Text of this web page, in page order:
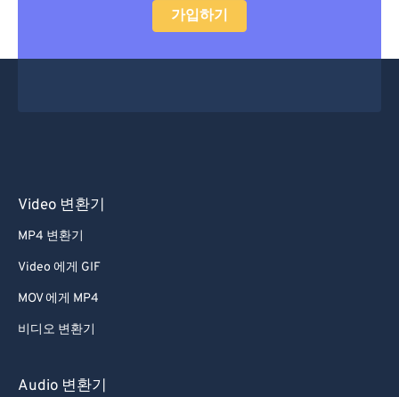
가입하기
Video 변환기
MP4 변환기
Video 에게 GIF
MOV 에게 MP4
비디오 변환기
Audio 변환기